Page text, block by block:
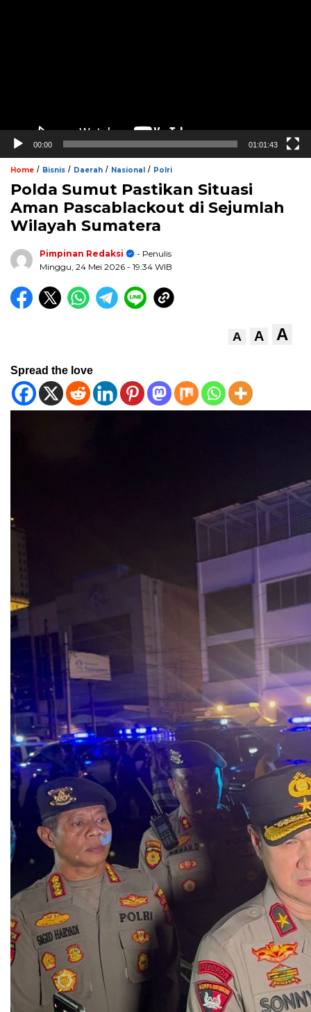
00:00 01:01:43
Home / Bisnis / Daerah / Nasional / Polri
Polda Sumut Pastikan Situasi
Aman Pascablackout di Sejumlah
Wilayah Sumatera
Pimpinan Redaksi
- Penulis
Minggu, 24 Mei 2026 - 19:34 WIB
A A A
Spread the love